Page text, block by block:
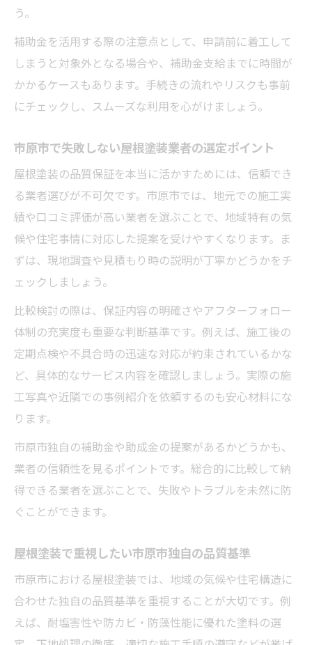
う。
補助金を活用する際の注意点として、申請前に着工して
しまうと対象外となる場合や、補助金支給までに時間が
かかるケースもあります。手続きの流れやリスクも事前
にチェックし、スムーズな利用を心がけましょう。
市原市で失敗しない屋根塗装業者の選定ポイント
屋根塗装の品質保証を本当に活かすためには、信頼でき
る業者選びが不可欠です。市原市では、地元での施工実
績や口コミ評価が高い業者を選ぶことで、地域特有の気
候や住宅事情に対応した提案を受けやすくなります。ま
ずは、現地調査や見積もり時の説明が丁寧かどうかをチ
ェックしましょう。
比較検討の際は、保証内容の明確さやアフターフォロー
体制の充実度も重要な判断基準です。例えば、施工後の
定期点検や不具合時の迅速な対応が約束されているかな
ど、具体的なサービス内容を確認しましょう。実際の施
工写真や近隣での事例紹介を依頼するのも安心材料にな
ります。
市原市独自の補助金や助成金の提案があるかどうかも、
業者の信頼性を見るポイントです。総合的に比較して納
得できる業者を選ぶことで、失敗やトラブルを未然に防
ぐことができます。
屋根塗装で重視したい市原市独自の品質基準
市原市における屋根塗装では、地域の気候や住宅構造に
合わせた独自の品質基準を重視することが大切です。例
えば、耐塩害性や防カビ・防藻性能に優れた塗料の選